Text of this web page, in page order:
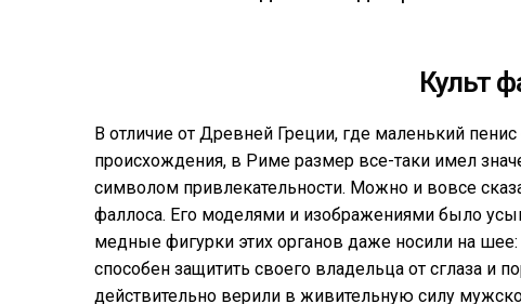
Культ
В отличие от Древней Греции, где маленький
происхождения, в Риме размер все-таки имел
символом привлекательности. Можно и вовсе
фаллоса. Его моделями и изображениями было
медные фигурки этих органов даже носили на шее:
способен защитить своего владельца от сглаза и
действительно верили в живительную силу